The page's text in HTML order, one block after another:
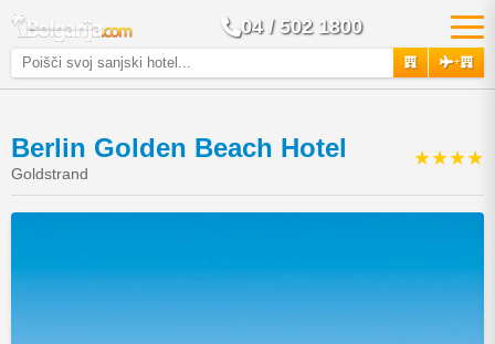
04 / 502 1800
+
Berlin Golden Beach Hotel
Goldstrand
★★★★